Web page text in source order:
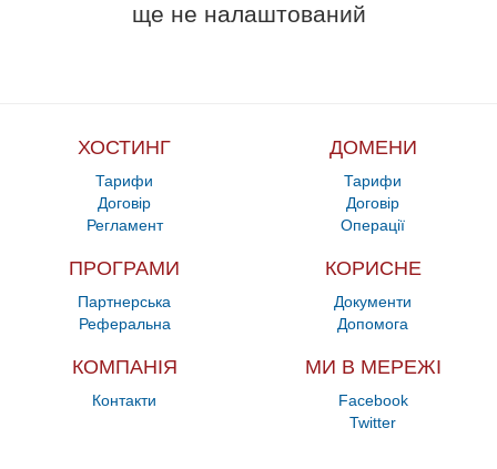
ще не налаштований
ХОСТИНГ
Тарифи
Договір
Регламент
ДОМЕНИ
Тарифи
Договір
Операції
ПРОГРАМИ
Партнерська
Реферальна
КОРИСНЕ
Документи
Допомога
КОМПАНІЯ
Контакти
МИ В МЕРЕЖІ
Facebook
Twitter